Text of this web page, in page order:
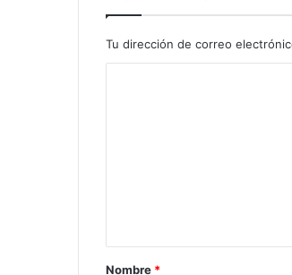
Tu dirección de correo
rNombre *